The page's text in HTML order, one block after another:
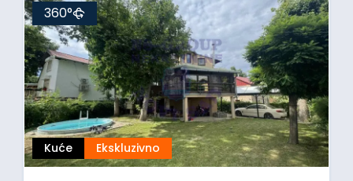
Kuće Ekskluzivno
360°